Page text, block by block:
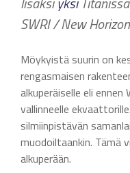
SWRI / New
Möykyistä suurin on
rengasmaisen
alkuperäiselle eli
vallinneelle
silmiinpistävän
muodoiltaankin. Tämä
alkuperään.